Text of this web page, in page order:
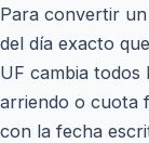
Para convertir
del día exacto
UF cambia todos
arriendo o cuota
con la fecha